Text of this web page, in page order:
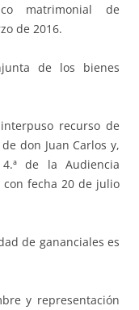
matrimonial de
de 2016.
de los bienes
recurso de
don Juan Carlos y,
de la Audiencia
con fecha 20 de julio
de gananciales es
y representación